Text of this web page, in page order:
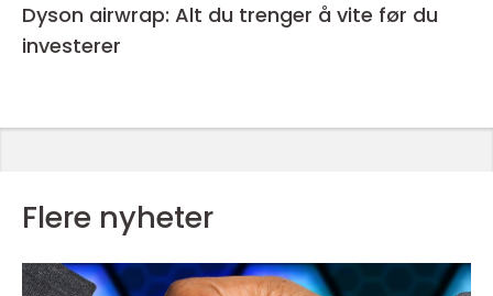
Dyson airwrap: Alt du trenger å vite før du
investerer
Flere nyheter